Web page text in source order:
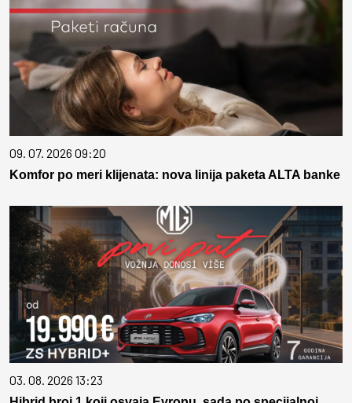
09. 07. 2026 09:20
Komfor po meri klijenata: nova linija paketa ALTA banke
03. 08. 2026 13:23